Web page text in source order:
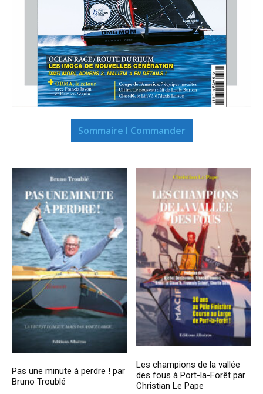
Sommaire I Commander
Pas une minute à perdre ! par
Bruno Troublé
Les champions de la vallée
des fous à Port-la-Forêt par
Christian Le Pape